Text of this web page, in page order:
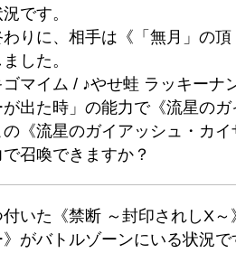
です。
りに、相手は《「無月」の
した。
マイム / ♪やせ蛙 ラッキーナ
出た時」の能力で《流星の
《流星のガイアッシュ・カ
召喚できますか？
いた《禁断 ～封印されしX
がバトルゾーンにいる状況で